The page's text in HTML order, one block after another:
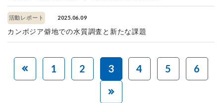
活動レポート 2025.06.09
カンボジア僻地での水質調査と新たな課題
1 2 3 4 5 6